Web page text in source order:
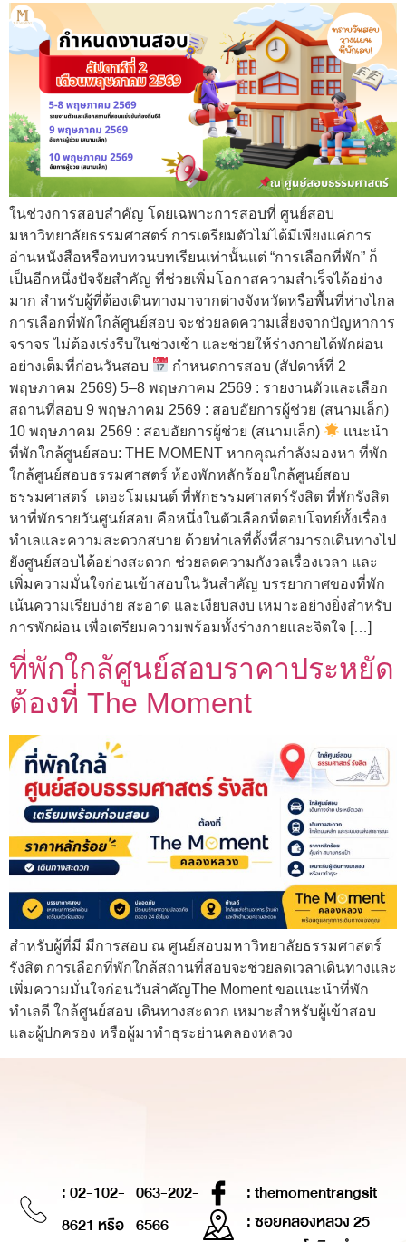
ในช่วงการสอบสำคัญ โดยเฉพาะการสอบที่ ศูนย์สอบ
มหาวิทยาลัยธรรมศาสตร์ การเตรียมตัวไม่ได้มีเพียงแค่การ
อ่านหนังสือหรือทบทวนบทเรียนเท่านั้นแต่ “การเลือกที่พัก” ก็
เป็นอีกหนึ่งปัจจัยสำคัญ ที่ช่วยเพิ่มโอกาสความสำเร็จได้อย่าง
มาก สำหรับผู้ที่ต้องเดินทางมาจากต่างจังหวัดหรือพื้นที่ห่างไกล
การเลือกที่พักใกล้ศูนย์สอบ จะช่วยลดความเสี่ยงจากปัญหาการ
จราจร ไม่ต้องเร่งรีบในช่วงเช้า และช่วยให้ร่างกายได้พักผ่อน
อย่างเต็มที่ก่อนวันสอบ
กำหนดการสอบ (สัปดาห์ที่ 2
พฤษภาคม 2569) 5–8 พฤษภาคม 2569 : รายงานตัวและเลือก
สถานที่สอบ 9 พฤษภาคม 2569 : สอบอัยการผู้ช่วย (สนามเล็ก)
10 พฤษภาคม 2569 : สอบอัยการผู้ช่วย (สนามเล็ก)
แนะนำ
ที่พักใกล้ศูนย์สอบ: THE MOMENT หากคุณกำลังมองหา ที่พัก
ใกล้ศูนย์สอบธรรมศาสตร์ ห้องพักหลักร้อยใกล้ศูนย์สอบ
ธรรมศาสตร์ เดอะโมเมนต์ ที่พักธรรมศาสตร์รังสิต ที่พักรังสิต
หาที่พักรายวันศูนย์สอบ คือหนึ่งในตัวเลือกที่ตอบโจทย์ทั้งเรื่อง
ทำเลและความสะดวกสบาย ด้วยทำเลที่ตั้งที่สามารถเดินทางไป
ยังศูนย์สอบได้อย่างสะดวก ช่วยลดความกังวลเรื่องเวลา และ
เพิ่มความมั่นใจก่อนเข้าสอบในวันสำคัญ บรรยากาศของที่พัก
เน้นความเรียบง่าย สะอาด และเงียบสงบ เหมาะอย่างยิ่งสำหรับ
การพักผ่อน เพื่อเตรียมความพร้อมทั้งร่างกายและจิตใจ […]
ที่พักใกล้ศูนย์สอบราคาประหยัด
ต้องที่ The Moment
สำหรับผู้ที่มี มีการสอบ ณ ศูนย์สอบมหาวิทยาลัยธรรมศาสตร์
รังสิต การเลือกที่พักใกล้สถานที่สอบจะช่วยลดเวลาเดินทางและ
เพิ่มความมั่นใจก่อนวันสำคัญThe Moment ขอแนะนำที่พัก
ทำเลดี ใกล้ศูนย์สอบ เดินทางสะดวก เหมาะสำหรับผู้เข้าสอบ
และผู้ปกครอง หรือผู้มาทำธุระย่านคลองหลวง
: 02-102-
8621 หรือ
063-202-
6566
: themomentrangsit
: ซอยคลองหลวง 25